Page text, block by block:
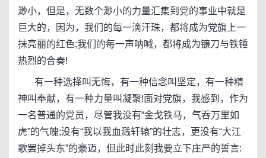
渺小，但是，无数个渺小的力量汇集到党的事业中就是
巨大的，因为，我们的每一滴汗珠，都将成为党旗上一
抹亮丽的红色;我们的每一声呐喊，都将成为镰刀与铁锤
热烈的合奏!
有一种选择叫无悔，有一种信念叫坚定，有一种精
神叫奉献，有一种力量叫凝聚!面对党旗，我感到，作为
一名普通的党员，尽管我没有“金戈铁马，气吞万里如
虎”的气魄;没有“我以我血溅轩辕”的壮志，更没有“大江
歌罢掉头东”的豪迈，但此时此刻我要立下庄严的誓言: